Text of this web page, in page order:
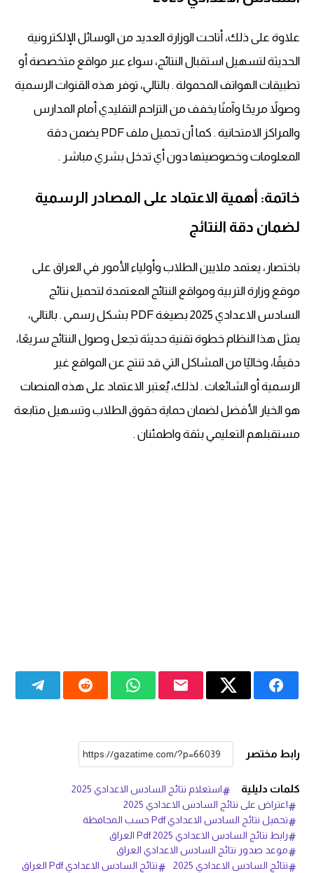
علاوة على ذلك، أتاحت الوزارة العديد من الوسائل الإلكترونية
الحديثة لتسهيل استقبال النتائج، سواء عبر مواقع متخصصة أو
تطبيقات الهواتف المحمولة . بالتالي، توفر هذه القنوات الرسمية
وصولاً مريحًا وآمنًا يخفف من التزاحم التقليدي أمام المدارس
والمراكز الامتحانية . كما أن تحميل ملف PDF يضمن دقة
المعلومات وخصوصيتها دون أي تدخل بشري مباشر .
خاتمة: أهمية الاعتماد على المصادر الرسمية
لضمان دقة النتائج
باختصار، يعتمد ملايين الطلاب وأولياء الأمور في العراق على
موقع وزارة التربية ومواقع النتائج المعتمدة لتحميل نتائج
السادس الاعدادي 2025 بصيغة PDF بشكل رسمي . بالتالي،
يمثل هذا النظام خطوة تقنية حديثة تجعل وصول النتائج سريعًا،
دقيقًا، وخاليًا من المشاكل التي قد تنتج عن المواقع غير
الرسمية أو الشائعات . لذلك، يُعتبر الاعتماد على هذه المنصات
هو الخيار الأفضل لضمان حماية حقوق الطلاب وتسهيل متابعة
مستقبلهم التعليمي بثقة واطمئنان .
رابط مختصر
كلمات دليلية
استعلام نتائج السادس الاعدادي 2025
اعتراض على نتائج السادس الاعدادي 2025
تحميل نتائج السادس الاعدادي Pdf حسب المحافظة
رابط نتائج السادس الاعدادي Pdf 2025 العراق
موعد صدور نتائج السادس الاعدادي العراق
نتائج السادس الاعدادي 2025
نتائج السادس الاعدادي Pdf العراق